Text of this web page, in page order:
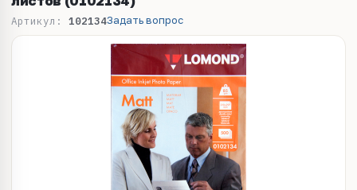
Артикул: 102134Задать вопрос